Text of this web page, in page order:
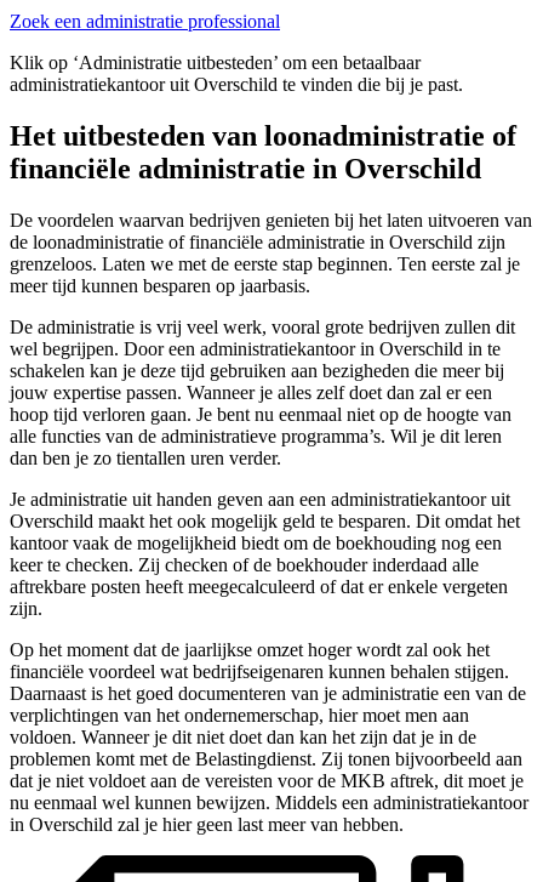
Zoek een administratie professional
Klik op ‘Administratie uitbesteden’ om een betaalbaar
administratiekantoor uit Overschild te vinden die bij je past.
Het uitbesteden van loonadministratie of
financiële administratie in Overschild
De voordelen waarvan bedrijven genieten bij het laten uitvoeren van
de loonadministratie of financiële administratie in Overschild zijn
grenzeloos. Laten we met de eerste stap beginnen. Ten eerste zal je
meer tijd kunnen besparen op jaarbasis.
De administratie is vrij veel werk, vooral grote bedrijven zullen dit
wel begrijpen. Door een administratiekantoor in Overschild in te
schakelen kan je deze tijd gebruiken aan bezigheden die meer bij
jouw expertise passen. Wanneer je alles zelf doet dan zal er een
hoop tijd verloren gaan. Je bent nu eenmaal niet op de hoogte van
alle functies van de administratieve programma’s. Wil je dit leren
dan ben je zo tientallen uren verder.
Je administratie uit handen geven aan een administratiekantoor uit
Overschild maakt het ook mogelijk geld te besparen. Dit omdat het
kantoor vaak de mogelijkheid biedt om de boekhouding nog een
keer te checken. Zij checken of de boekhouder inderdaad alle
aftrekbare posten heeft meegecalculeerd of dat er enkele vergeten
zijn.
Op het moment dat de jaarlijkse omzet hoger wordt zal ook het
financiële voordeel wat bedrijfseigenaren kunnen behalen stijgen.
Daarnaast is het goed documenteren van je administratie een van de
verplichtingen van het ondernemerschap, hier moet men aan
voldoen. Wanneer je dit niet doet dan kan het zijn dat je in de
problemen komt met de Belastingdienst. Zij tonen bijvoorbeeld aan
dat je niet voldoet aan de vereisten voor de MKB aftrek, dit moet je
nu eenmaal wel kunnen bewijzen. Middels een administratiekantoor
in Overschild zal je hier geen last meer van hebben.